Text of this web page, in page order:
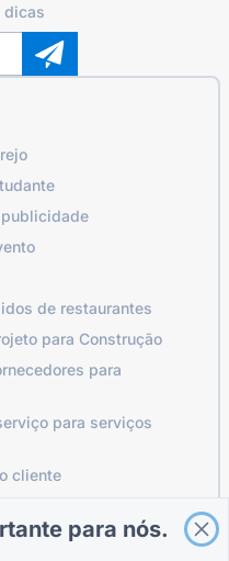
dicas
publicidade
de restaurantes
para Construção
para
para serviços
cliente
para nós.